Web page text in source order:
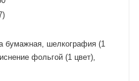
бумажная, шелкография (1
фольгой (1 цвет),